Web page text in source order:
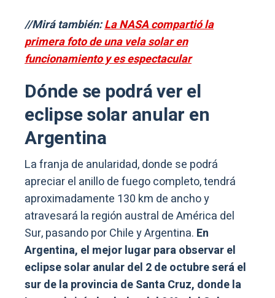
//Mirá también:La NASA compartió la
primera foto de una vela solar en
funcionamiento y es espectacular
Dónde se podrá ver el
eclipse solar anular en
Argentina
La franja de anularidad, donde se podrá
apreciar el anillo de fuego completo, tendrá
aproximadamente 130 km de ancho y
atravesará la región austral de América del
Sur, pasando por Chile y Argentina. En
Argentina, el mejor lugar para observar el
eclipse solar anular del 2 de octubre será el
sur de la provincia de Santa Cruz, donde la